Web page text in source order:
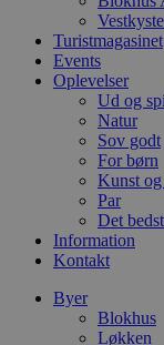
Turistmagasinet
Events
Oplevelser
Ud og
Natur
Sov godt
For børn
Kunst
Par
Det
Information
Kontakt
Byer
Blokhus
Løkken